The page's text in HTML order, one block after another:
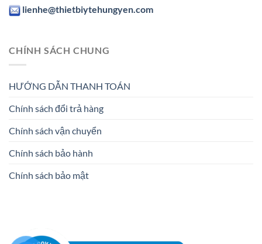
lienhe@thietbiytehungyen.com
CHÍNH SÁCH CHUNG
HƯỚNG DẪN THANH TOÁN
Chính sách đổi trả hàng
Chính sách vận chuyển
Chính sách bảo hành
Chính sách bảo mật